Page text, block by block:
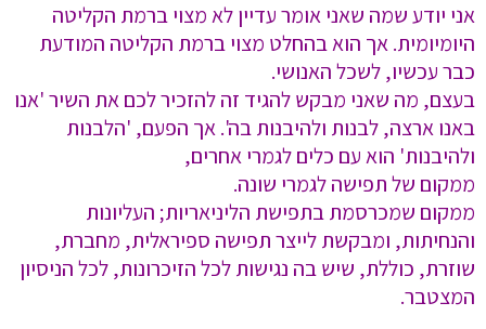
אני יודע שמה שאני אומר עדיין לא מצוי ברמת הקליטה
היומיומית. אך הוא בהחלט מצוי ברמת הקליטה המודעת
כבר עכשיו, לשכל האנושי.
בעצם, מה שאני מבקש להגיד זה להזכיר לכם את השיר 'אנו
באנו ארצה, לבנות ולהיבנות בה'. אך הפעם, 'הלבנות
ולהיבנות' הוא עם כלים לגמרי אחרים,
ממקום של תפישה לגמרי שונה.
ממקום שמכרסמת בתפישת הליניאריות; העליונות
והנחיתות, ומבקשת לייצר תפישה ספיראלית, מחברת,
שוזרת, כוללת, שיש בה נגישות לכל הזיכרונות, לכל הניסיון
המצטבר.